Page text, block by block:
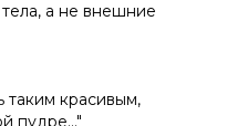
а не внешние
таким красивым,
пудре..."